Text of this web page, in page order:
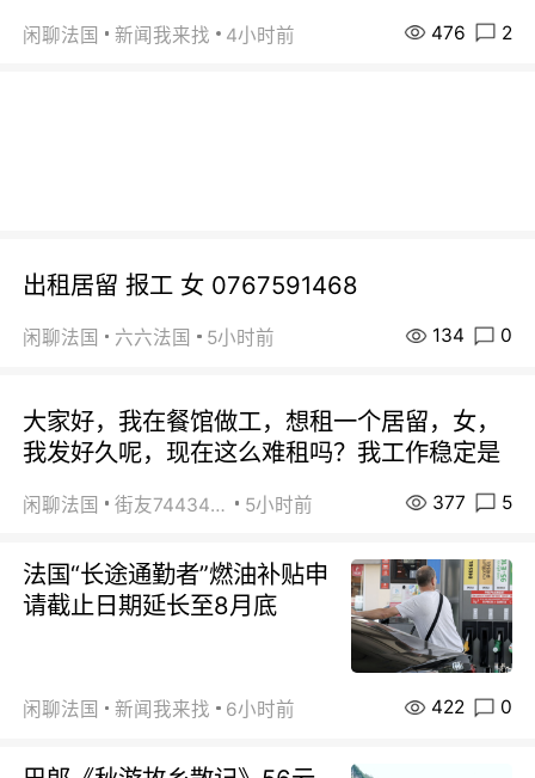
闲聊法国 新闻我来找 4小时前 476 2
出租居留 报工 女 0767591468
闲聊法国 六六法国 5小时前 134 0
大家好，我在餐馆做工，想租一个居留，女，
我发好久呢，现在这么难租吗？我工作稳定是
闲聊法国 街友74434350 5小时前 377 5
法国“长途通勤者”燃油补贴申
请截止日期延长至8月底
闲聊法国 新闻我来找 6小时前 422 0